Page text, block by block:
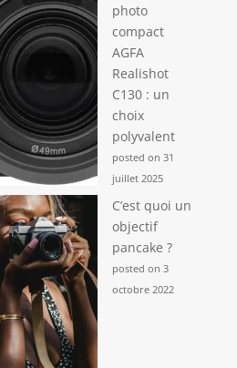
photo
compact
AGFA
Realishot
C130 : un
choix
polyvalent
posted on 31
juillet 2025
C’est quoi un
objectif
pancake ?
posted on 3
octobre 2022